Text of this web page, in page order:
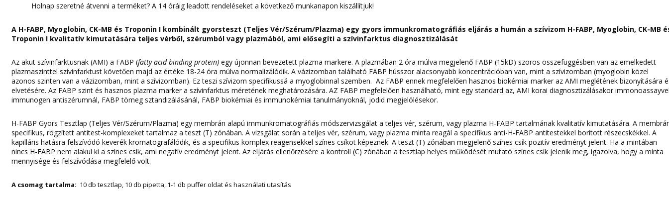
kombinált
(10
db)-
mennyiség
Holnap szeretné átvenni a terméket? A 14 óráig leadott rendeléseket a következő munkanapon kiszállítjuk!
A H-FABP, Myoglobin, CK-MB és Troponin I kombinált gyorsteszt (Teljes Vér/Szérum/Plazma) egy gyors immunkromatográfiás eljárás a humán a szívizom H-FABP, Myoglobin, CK-MB
Troponin I kvalitatív kimutatására teljes vérből, szérumból vagy plazmából, ami elősegíti a szívinfarktus diagnosztizálását
Az akut szívinfarktusnak (AMI) a FABP (fatty acid binding protein) egy újonnan bevezetett plazma markere. A plazmában 2 óra múlva megjelenő FABP (15kD) szoros összefüggésben van az emelkedett
plazmaszinttel szívinfarktust követően majd az értéke 18-24 óra múlva normalizálódik. A vázizomban található FABP hússzor alacsonyabb koncentrációban van, mint a szívizomban (myoglobin közel
azonos szinten van a vázizomban, mint a szívizomban). Ez teszi szívizom specifikussá a myoglobinnal szemben. Az FABP ennek megfelelően hasznos biokémiai marker az AMI meglétének bizonyítására
elvetésére. Az FABP szint és hasznos plazma marker a szívinfarktus méretének meghatározására. AZ FABP megfelelően használható, mint egy standard az, AMI korai diagnosztizálásakor
immunogen antiszérumnál, FABP tömeg sztandizálásánál, FABP biokémiai és immunokémiai tanulmányoknál, jodid megjelölésekor.
H-FABP Gyors Tesztlap (Teljes Vér/Szérum/Plazma) egy membrán alapú immunkromatográfiás módszervizsgálat a teljes vér, szérum, vagy plazma H-FABP tartalmának kvalitatív kimutatására. A
specifikus, rögzített antitest-komplexeket tartalmaz a teszt (T) zónában. A vizsgálat során a teljes vér, szérum, vagy plazma minta reagál a specifikus anti-H-FABP antitestekkel borított részecskékkel. A
kapilláris hatásra felszívódó keverék kromatografálódik, és a specifikus komplex reagensekkel színes csíkot képeznek. A teszt (T) zónában megjelenő színes csík pozitív eredményt jelent. Ha a mintában
nincs H-FABP nem alakul ki a színes csík, ami negatív eredményt jelent. Az eljárás ellenőrzésére a kontroll (C) zónában a tesztlap helyes működését mutató színes csík jelenik meg, igazolva, hogy a minta
mennyisége és felszívódása megfelelő volt.
A csomag tartalma: 10 db tesztlap, 10 db pipetta, 1-1 db puffer oldat és használati utasítás